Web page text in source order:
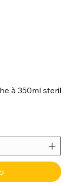
à 350ml steril